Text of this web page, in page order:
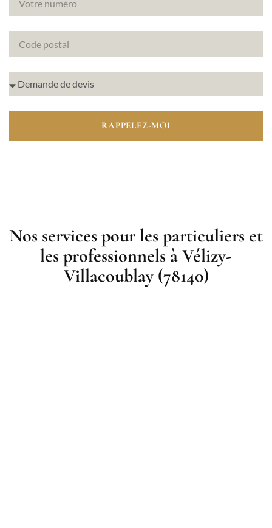
RAPPELEZ-MOI
Nos services pour les particuliers et
les professionnels à Vélizy-
Villacoublay (78140)